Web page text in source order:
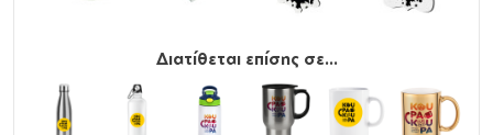
Διατίθεται επίσης σε...